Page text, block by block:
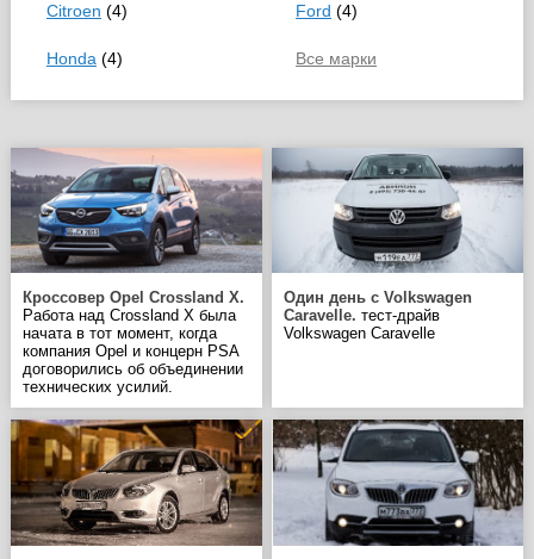
Citroen (4) Ford (4)
Honda (4) Все марки
Кроссовер Opel Crossland X.
Работа над Crossland X была
начата в тот момент, когда
компания Opel и концерн PSA
договорились об объединении
технических усилий.
Один день с Volkswagen
Caravelle. тест-драйв
Volkswagen Caravelle